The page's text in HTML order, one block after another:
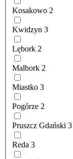
Kosakowo 2
Kwidzyn 3
Lębork 2
Malbork 2
Miastko 3
Pogórze 2
Pruszcz Gdański 3
Reda 3